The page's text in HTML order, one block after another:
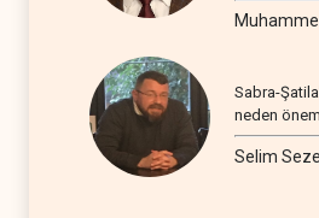
Sabra-
neden
Selim